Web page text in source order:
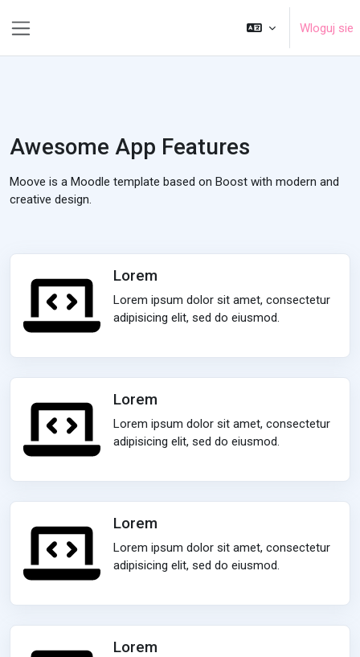
Wloguj sie
Awesome App Features
Moove is a Moodle template based on Boost with modern and
creative design.
Lorem
Lorem ipsum dolor sit amet, consectetur
adipisicing elit, sed do eiusmod.
Lorem
Lorem ipsum dolor sit amet, consectetur
adipisicing elit, sed do eiusmod.
Lorem
Lorem ipsum dolor sit amet, consectetur
adipisicing elit, sed do eiusmod.
Lorem